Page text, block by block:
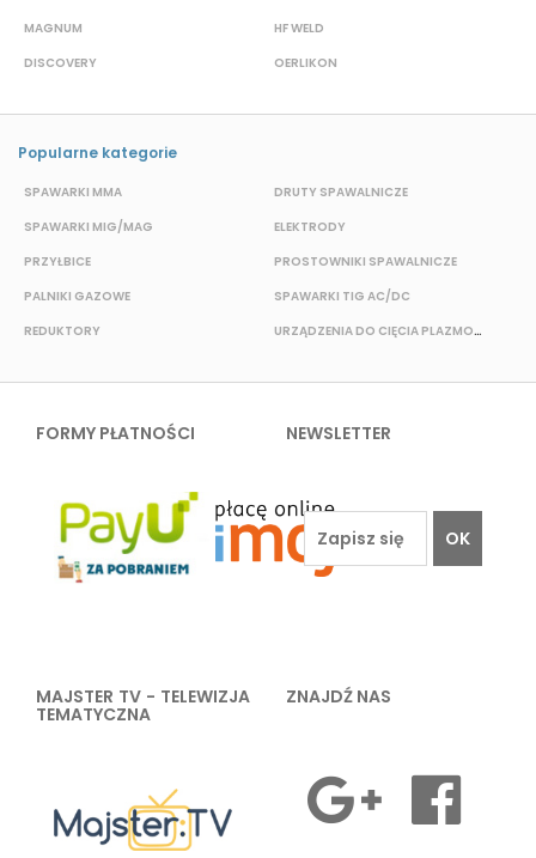
MAGNUM
DISCOVERY
HF WELD
OERLIKON
Popularne kategorie
SPAWARKI MMA
SPAWARKI MIG/MAG
PRZYŁBICE
PALNIKI GAZOWE
REDUKTORY
DRUTY SPAWALNICZE
ELEKTRODY
PROSTOWNIKI SPAWALNICZE
SPAWARKI TIG AC/DC
URZĄDZENIA DO CIĘCIA PLAZMOWEGO
FORMY PŁATNOŚCI NEWSLETTER
OK
MAJSTER TV - TELEWIZJA
TEMATYCZNA
ZNAJDŹ NAS